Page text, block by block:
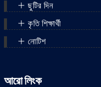
ছুটির দিন
কৃতি শিক্ষার্থী
নোটিশ
আরো লিংক